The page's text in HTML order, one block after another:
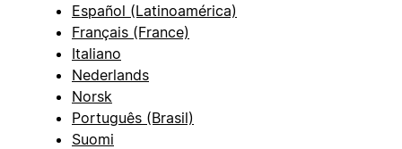
Español (Latinoamérica)
Français (France)
Italiano
Nederlands
Norsk
Português (Brasil)
Suomi